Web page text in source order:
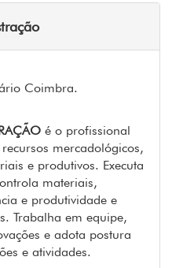
Coimbra.
é o profissional
mercadológicos,
e produtivos. Executa
materiais,
e produtividade e
Trabalha em equipe,
e adota postura
e atividades.